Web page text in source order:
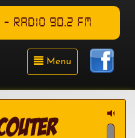
- RADIO 90.2 FM
Menu